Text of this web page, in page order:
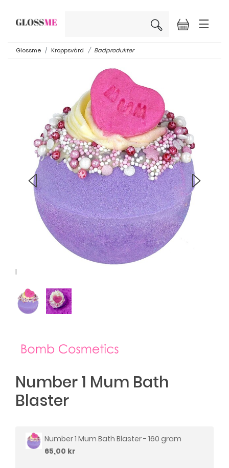
×
Glossme Kroppsvård Badprodukter
l
Number 1 Mum Bath
Blaster
Number 1 Mum Bath Blaster - 160 gram
65,00 kr